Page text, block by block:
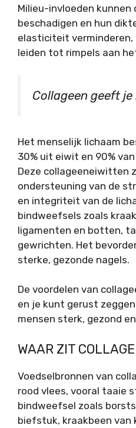
Milieu-invloeden kunnen
beschadigen en hun
elasticiteit
leiden tot rimpels aan
Collageen geeft
Het menselijk lichaam
30% uit eiwit en 90%
Deze collageeneiwitten
ondersteuning van de
en integriteit van de
bindweefsels zoals
ligamenten en botten,
gewrichten. Het
sterke, gezonde nagels.
De voordelen van
en je kunt gerust
mensen sterk, gezond
WAAR ZIT
Voedselbronnen van
rood vlees, vooral taaie
bindweefsel zoals
biefstuk, kraakbeen van